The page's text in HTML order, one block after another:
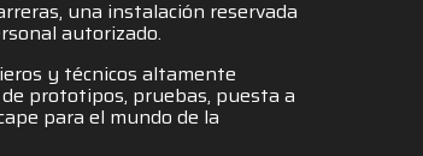
una instalación reservada
autorizado.
y técnicos altamente
prototipos, pruebas, puesta a
para el mundo de la